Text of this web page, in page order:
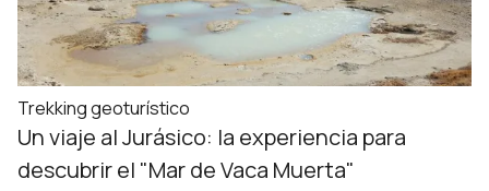
Trekking geoturístico
Un viaje al Jurásico: la experiencia para
descubrir el "Mar de Vaca Muerta"